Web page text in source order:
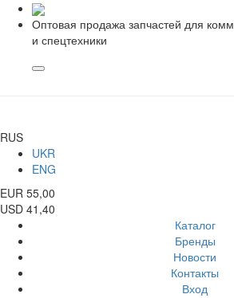
Оптовая продажа запчастей для
и спецтехники
RUS
UKR
ENG
EUR 55,00
USD 41,40
Каталог
Бренды
Новости
Контакты
Вход